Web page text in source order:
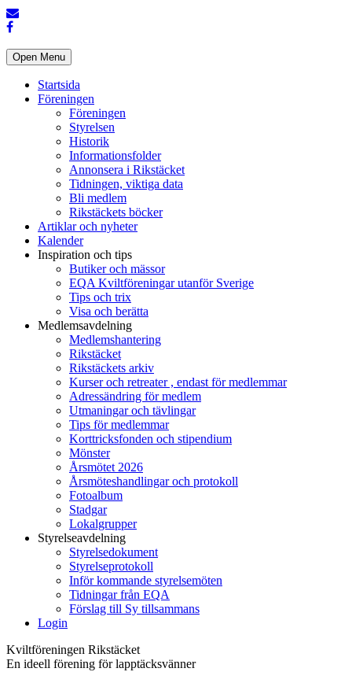
Open Menu
Startsida
Föreningen
Föreningen
Styrelsen
Historik
Informationsfolder
Annonsera i Rikstäcket
Tidningen, viktiga data
Bli medlem
Rikstäckets böcker
Artiklar och nyheter
Kalender
Inspiration och tips
Butiker och mässor
EQA Kviltföreningar utanför Sverige
Tips och trix
Visa och berätta
Medlemsavdelning
Medlemshantering
Rikstäcket
Rikstäckets arkiv
Kurser och retreater , endast för medlemmar
Adressändring för medlem
Utmaningar och tävlingar
Tips för medlemmar
Korttricksfonden och stipendium
Mönster
Årsmötet 2026
Årsmöteshandlingar och protokoll
Fotoalbum
Stadgar
Lokalgrupper
Styrelseavdelning
Styrelsedokument
Styrelseprotokoll
Inför kommande styrelsemöten
Tidningar från EQA
Förslag till Sy tillsammans
Login
Kviltföreningen Rikstäcket
En ideell förening för lapptäcksvänner